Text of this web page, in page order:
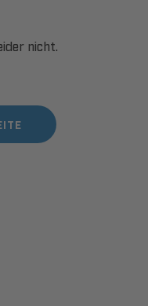
nicht.